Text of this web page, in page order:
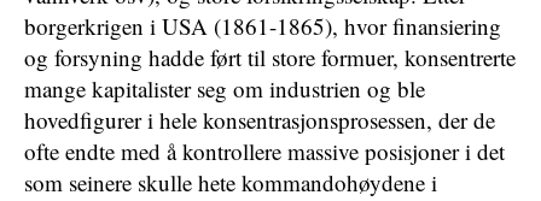
borgerkrigen i USA (1861-1865), hvor finansiering
og forsyning hadde ført til store formuer, konsentrerte
mange kapitalister seg om industrien og ble
hovedfigurer i hele konsentrasjonsprosessen, der de
ofte endte med å kontrollere massive posisjoner i det
som seinere skulle hete kommandohøydene i